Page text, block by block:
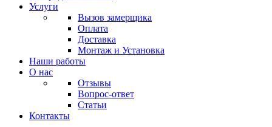
Услуги
Вызов замерщика
Оплата
Доставка
Монтаж и Установка
Наши работы
О нас
Отзывы
Вопрос-ответ
Статьи
Контакты